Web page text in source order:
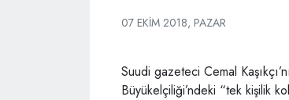
07 EKIM 2018, PAZAR
Suudi gazeteci Cemal
Büyükelçiliği’ndeki “tek kişilik